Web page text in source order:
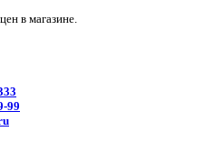
в магазине.
99